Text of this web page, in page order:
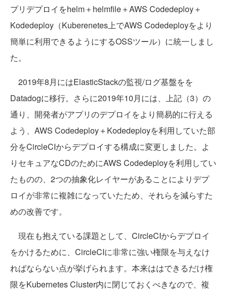
プリデプロイをhelm＋helmfile＋AWS Codedeploy＋
Kodedeploy（Kuberenetes上でAWS Codedeployをより
簡単に利用できるようにするOSSツール）に統一しまし
た。
2019年8月にはElasticStackの監視/ログ基盤をを
Datadogに移行。さらに2019年10月には、上記（3）の
通り、開発者がアプリのデプロイをより簡易的に行える
よう、AWS Codedeploy＋Kodedeployを利用していた部
分をCircleCIからデプロイする構成に変更しました。よ
りセキュアなCDのためにAWS Codedeployを利用してい
たものの、2つの抽象化レイヤーがあることによりデプ
ロイが非常に複雑になっていたため、それらを減らすた
めの改善です。
現在も抱えている課題として、CircleCIからデプロイ
をかけるために、CircleCIに非常に強い権限を与えなけ
ればならない点が挙げられます。本来ははできるだけ権
限をKubernetes Cluster内に閉じておくべきなので、複